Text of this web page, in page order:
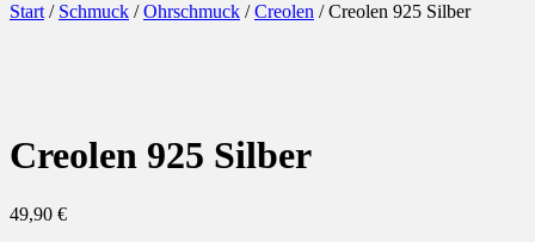
Start / Schmuck /Ohrschmuck /Creolen / Creolen 925 Silber
Creolen 925 Silber
49,90 €